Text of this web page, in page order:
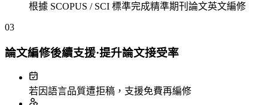
根據 SCOPUS / SCI 標準完成精準期刊論文英文編修
03
論文編修後續支援·提升論文接受率
若因語言品質遭拒稿，支援免費再編修